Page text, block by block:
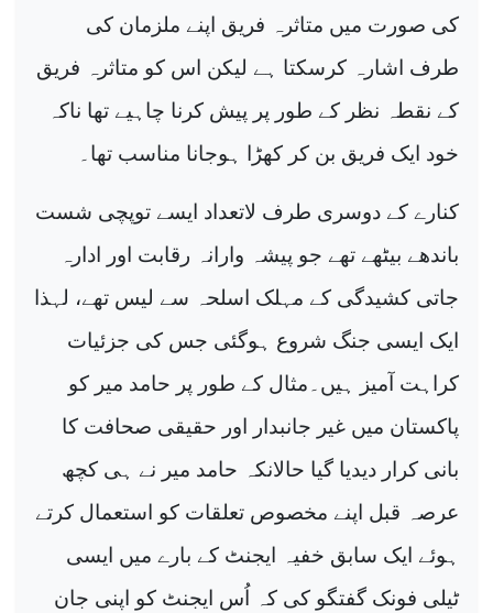
کی صورت میں متاثرہ فریق اپنے ملزمان کی
طرف اشارہ کرسکتا ہے لیکن اس کو متاثرہ فریق
کے نقطہ نظر کے طور پر پیش کرنا چاہیے تھا ناکہ
خود ایک فریق بن کر کھڑا ہوجانا مناسب تھا۔
کنارے کے دوسری طرف لاتعداد ایسے توپچی شست
باندھے بیٹھے تھے جو پیشہ وارانہ رقابت اور ادارہ
جاتی کشیدگی کے مہلک اسلحہ سے لیس تھے، لہذا
ایک ایسی جنگ شروع ہوگئی جس کی جزئیات
کراہت آمیز ہیں۔مثال کے طور پر حامد میر کو
پاکستان میں غیر جانبدار اور حقیقی صحافت کا
بانی کرار دیدیا گیا حالانکہ حامد میر نے ہی کچھ
عرصہ قبل اپنے مخصوص تعلقات کو استعمال کرتے
ہوئے ایک سابق خفیہ ایجنٹ کے بارے میں ایسی
ٹیلی فونک گفتگو کی کہ اُس ایجنٹ کو اپنی جان